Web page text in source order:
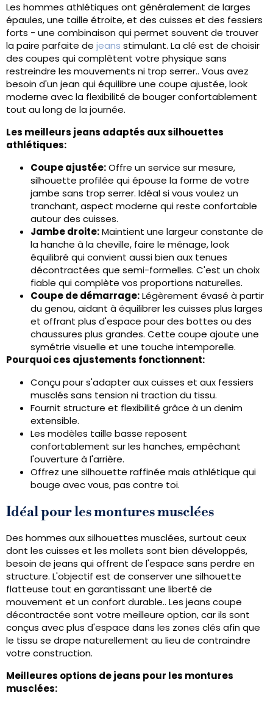
Les hommes athlétiques ont généralement de larges
épaules, une taille étroite, et des cuisses et des fessiers
forts - une combinaison qui permet souvent de trouver
la paire parfaite de jeans stimulant. La clé est de choisir
des coupes qui complètent votre physique sans
restreindre les mouvements ni trop serrer.. Vous avez
besoin d'un jean qui équilibre une coupe ajustée, look
moderne avec la flexibilité de bouger confortablement
tout au long de la journée.
Les meilleurs jeans adaptés aux silhouettes
athlétiques:
Coupe ajustée:Offre un service sur mesure,
silhouette profilée qui épouse la forme de votre
jambe sans trop serrer. Idéal si vous voulez un
tranchant, aspect moderne qui reste confortable
autour des cuisses.
Jambe droite:Maintient une largeur constante de
la hanche à la cheville, faire le ménage, look
équilibré qui convient aussi bien aux tenues
décontractées que semi-formelles. C'est un choix
fiable qui complète vos proportions naturelles.
Coupe de démarrage:Légèrement évasé à partir
du genou, aidant à équilibrer les cuisses plus larges
et offrant plus d'espace pour des bottes ou des
chaussures plus grandes. Cette coupe ajoute une
symétrie visuelle et une touche intemporelle.
Pourquoi ces ajustements fonctionnent:
Conçu pour s'adapter aux cuisses et aux fessiers
musclés sans tension ni traction du tissu.
Fournit structure et flexibilité grâce à un denim
extensible.
Les modèles taille basse reposent
confortablement sur les hanches, empêchant
l'ouverture à l'arrière.
Offrez une silhouette raffinée mais athlétique qui
bouge avec vous, pas contre toi.
Idéal pour les montures musclées
Des hommes aux silhouettes musclées, surtout ceux
dont les cuisses et les mollets sont bien développés,
besoin de jeans qui offrent de l'espace sans perdre en
structure. L'objectif est de conserver une silhouette
flatteuse tout en garantissant une liberté de
mouvement et un confort durable.. Les jeans coupe
décontractée sont votre meilleure option, car ils sont
conçus avec plus d'espace dans les zones clés afin que
le tissu se drape naturellement au lieu de contraindre
votre construction.
Meilleures options de jeans pour les montures
musclées: